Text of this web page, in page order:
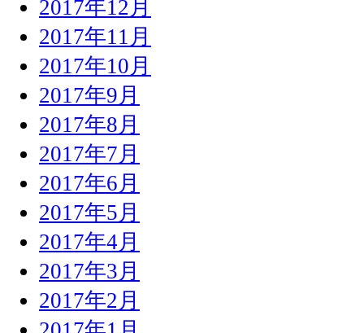
2017年12月
2017年11月
2017年10月
2017年9月
2017年8月
2017年7月
2017年6月
2017年5月
2017年4月
2017年3月
2017年2月